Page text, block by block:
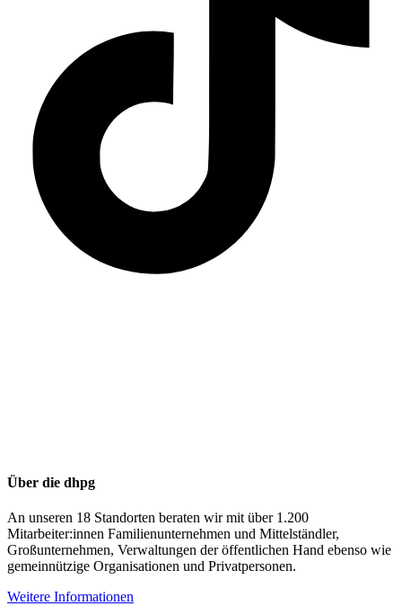
Über die dhpg
An unseren 18 Standorten beraten wir mit über 1.200
Mitarbeiter:innen Familienunternehmen und Mittelständler,
Großunternehmen, Verwaltungen der öffentlichen Hand ebenso wie
gemeinnützige Organisationen und Privatpersonen.
Weitere Informationen